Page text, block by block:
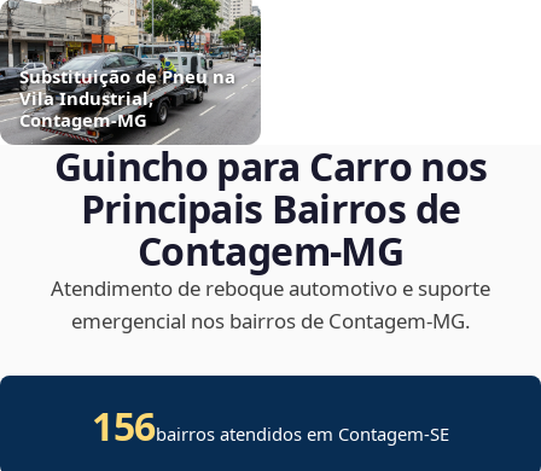
Substituição de Pneu na
Vila Industrial,
Contagem‑MG
Guincho para Carro nos
Principais Bairros de
Contagem‑MG
Atendimento de reboque automotivo e suporte
emergencial nos bairros de Contagem‑MG.
156bairros atendidos em Contagem-SE